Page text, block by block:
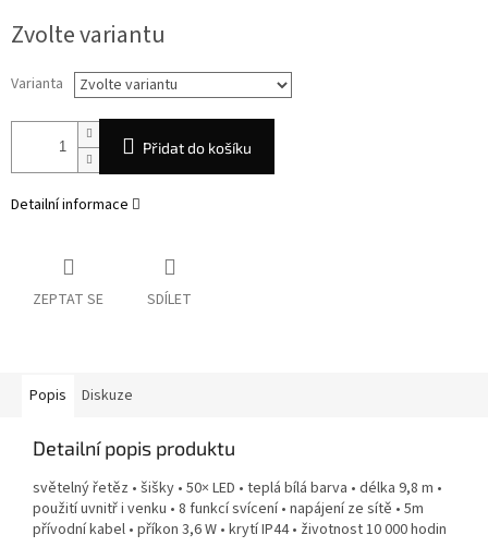
cena:
Zvolte variantu
Varianta
Přidat do košíku
Detailní informace
ZEPTAT SE SDÍLET
Popis Diskuze
Detailní popis produktu
světelný řetěz • šišky • 50× LED • teplá bílá barva • délka 9,8 m •
použití uvnitř i venku • 8 funkcí svícení • napájení ze sítě • 5m
přívodní kabel • příkon 3,6 W • krytí IP44 • životnost 10 000 hodin